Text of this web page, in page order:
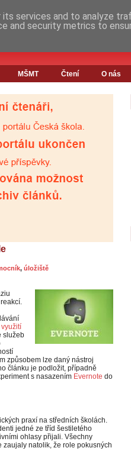
MŠMT Čtení O nás
, úložiště
služeb
způsobem lze daný nástroj
článku je podložit, případně
s nasazením Evernote do
praxí na středních školách.
jedné ze tříd šestiletého
ohlasy přijali. Všechny
zaujaly natolik, že role pokusných
services and to analyze
and security metrics to